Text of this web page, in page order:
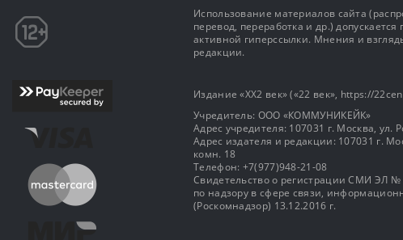
Использование материалов сайта
перевод, переработка и др.)
активной гиперссылки. Мнения и
редакции.
Издание «XX2 век» («22 век», https://
Учредитель: OOO «КОММУНИКЕЙК»
Адрес учредителя: 107031 г. Москва, ул.
Адрес издателя и редакции: 107031 г.
комн. 18
Телефон: +7(977)948-21-08
Свидетельство о регистрации СМИ ЭЛ
по надзору в сфере связи,
(Роскомнадзор) 13.12.2016 г.